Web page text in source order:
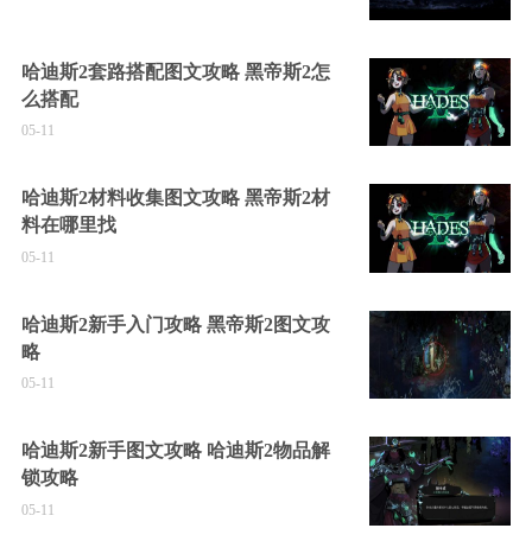
哈迪斯2套路搭配图文攻略 黑帝斯2怎
么搭配
05-11
哈迪斯2材料收集图文攻略 黑帝斯2材
料在哪里找
05-11
哈迪斯2新手入门攻略 黑帝斯2图文攻
略
05-11
哈迪斯2新手图文攻略 哈迪斯2物品解
锁攻略
05-11